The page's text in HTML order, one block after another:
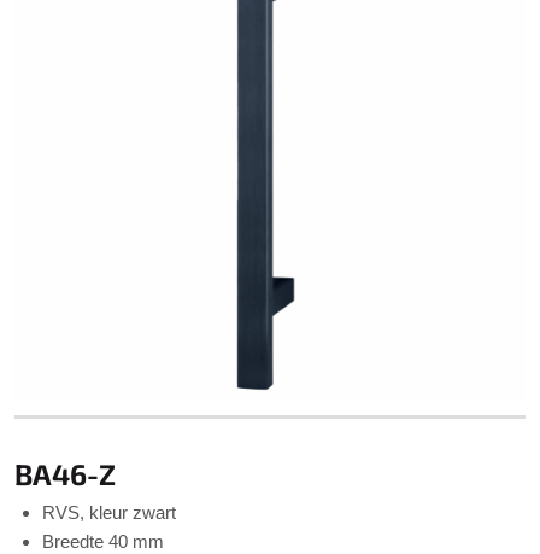
BA46-Z
RVS, kleur zwart
Breedte 40 mm